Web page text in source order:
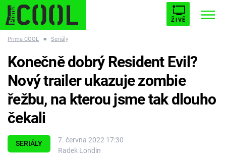
ŽIVĚ
ESCAPE PLNEJ KOTEL AVENGERS 5
Témata
Prima COOL ■ Seriály
SERIÁLY
7. června 2022 17:30
Radek Londin
Konečně dobrý Resident Evil?
Nový trailer ukazuje zombie
řežbu, na kterou jsme tak dlouho
čekali